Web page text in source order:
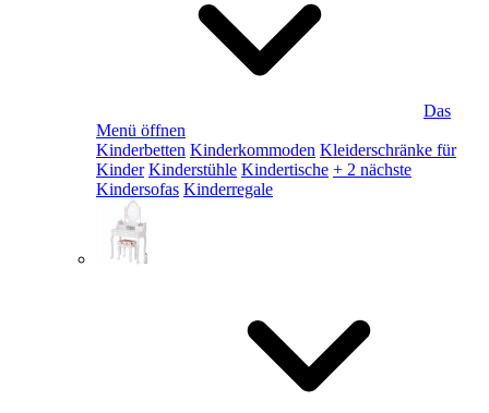
Das
Menü öffnen
Kinderbetten Kinderkommoden Kleiderschränke für
Kinder Kinderstühle Kindertische + 2 nächste
Kindersofas Kinderregale